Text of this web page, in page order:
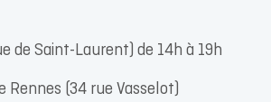
de Saint-Laurent) de 14h à 19h
Rennes (34 rue Vasselot)